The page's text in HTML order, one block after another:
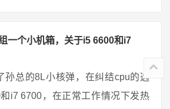
一个小机箱，关于i5 6600和i7
孙总的8L小核弹，在纠结cpu的选
i7 6700，在正常工作情况下发热